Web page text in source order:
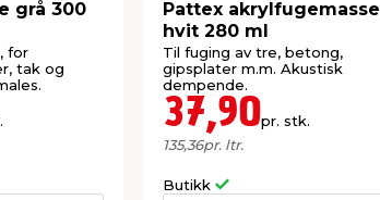
grå 300
for
tak og
Pattex akrylfugemasse
hvit 280 ml
Til fuging av tre, betong,
gipsplater m.m. Akustisk
dempende.
37,90pr. stk.
135,36pr. ltr.
Butikk